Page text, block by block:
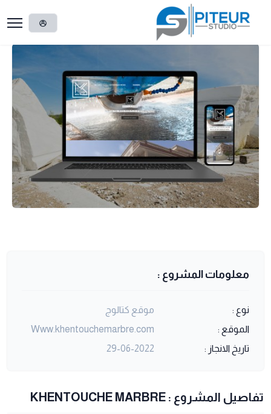
معلومات المشروع :
نوع :
موقع كتالوج
الموقع :
Www.khentouchemarbre.com
تاريخ الانجاز :
29-06-2022
تفاصيل المشروع : KHENTOUCHE MARBRE